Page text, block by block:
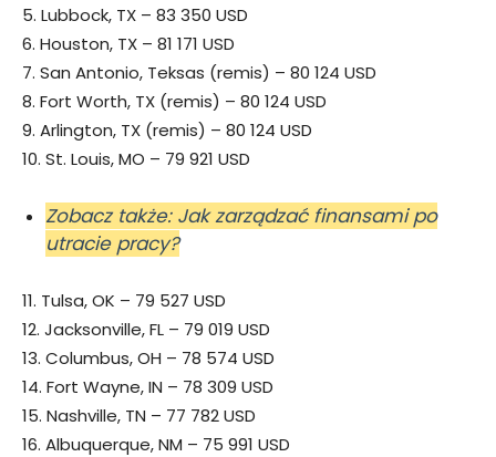
5. Lubbock, TX – 83 350 USD
6. Houston, TX – 81 171 USD
7. San Antonio, Teksas (remis) – 80 124 USD
8. Fort Worth, TX (remis) – 80 124 USD
9. Arlington, TX (remis) – 80 124 USD
10. St. Louis, MO – 79 921 USD
Zobacz także: Jak zarządzać finansami po
utracie pracy?
11. Tulsa, OK – 79 527 USD
12. Jacksonville, FL – 79 019 USD
13. Columbus, OH – 78 574 USD
14. Fort Wayne, IN – 78 309 USD
15. Nashville, TN – 77 782 USD
16. Albuquerque, NM – 75 991 USD